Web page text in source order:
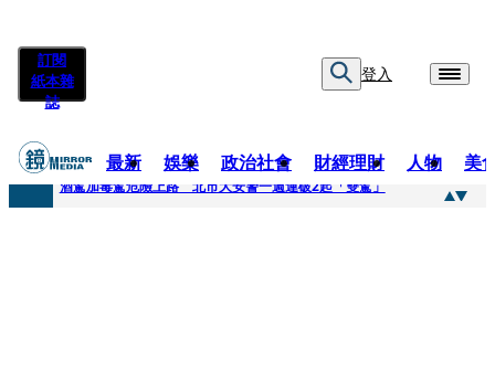
訂閱
紙本雜
誌
登入
最新 娛樂 政治社會 財經理財 人物 美
快訊
酒駕加毒駕危險上路 北市大安警一週連破2起「雙駕」